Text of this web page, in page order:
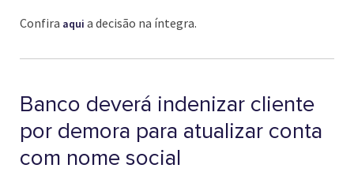
Confira aqui a decisão na íntegra.
Banco deverá indenizar cliente
por demora para atualizar conta
com nome social